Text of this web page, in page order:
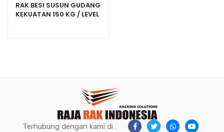
RAK BESI SUSUN GUDANG
KEKUATAN 150 KG / LEVEL
Terhubung dengan kami di :